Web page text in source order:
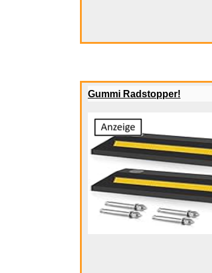
Gummi Radstopper!